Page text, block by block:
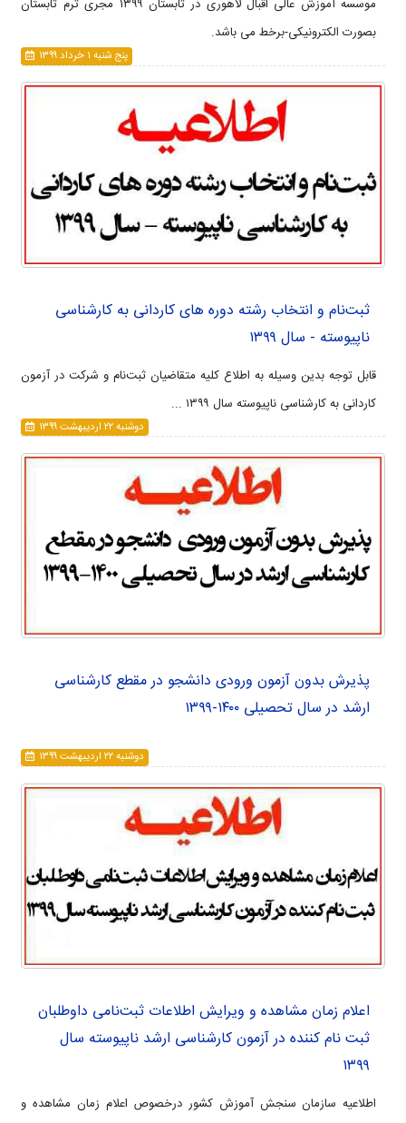
موسسه آموزش عالی اقبال لاهوری در تابستان ۱۳۹۹ مجری ترم تابستان
بصورت الکترونیکی-برخط می باشد.
پنج شنبه ۱ خرداد ۱۳۹۹
ثبت‌نام و انتخاب رشته دوره های کاردانی به کارشناسی
ناپیوسته - سال ۱۳۹۹
قابل توجه بدین وسیله به اطلاع کلیه متقاضیان ثبت‌نام و شرکت در آزمون
کاردانی به کارشناسی ناپیوسته سال ۱۳۹۹ ...
دوشنبه ۲۲ ارديبهشت ۱۳۹۹
پذیرش بدون آزمون ورودی دانشجو در مقطع کارشناسی
ارشد در سال تحصیلی ۱۴۰۰-۱۳۹۹
دوشنبه ۲۲ ارديبهشت ۱۳۹۹
اعلام زمان مشاهده و ویرایش اطلاعات ثبت‌نامی داوطلبان
ثبت نام کننده در آزمون‌ کارشناسی ارشد ناپیوسته سال
۱۳۹۹
اطلاعیه‌ سازمان‌ سنجش‌ آموزش‌ کشور درخصوص اعلام زمان مشاهده و